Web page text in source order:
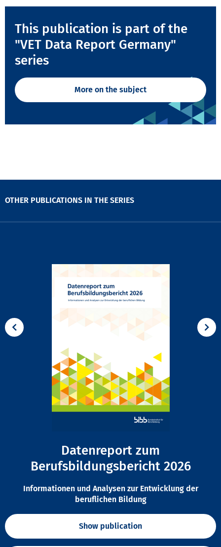
This publication is part of the
"VET Data Report Germany"
series
More on the subject
OTHER PUBLICATIONS IN THE SERIES
Datenreport zum
Berufsbildungsbericht 2026
Informationen und Analysen zur Entwicklung der
beruflichen Bildung
Show publication